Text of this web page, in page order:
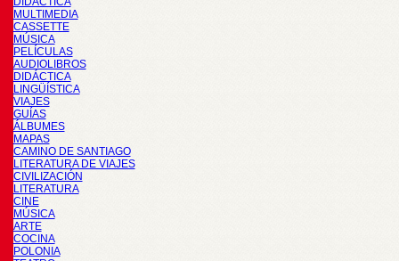
MULTIMEDIA
CASSETTE
MÚSICA
PELÍCULAS
AUDIOLIBROS
DIDÁCTICA
LINGÜÍSTICA
VIAJES
GUÍAS
ÁLBUMES
MAPAS
CAMINO DE SANTIAGO
LITERATURA DE VIAJES
CIVILIZACIÓN
LITERATURA
CINE
MÚSICA
ARTE
COCINA
POLONIA